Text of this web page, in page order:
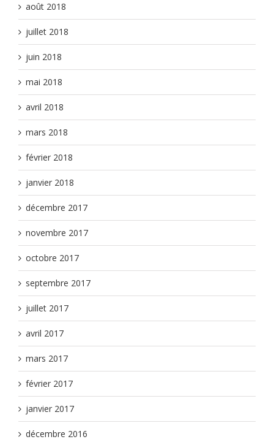
août 2018
juillet 2018
juin 2018
mai 2018
avril 2018
mars 2018
février 2018
janvier 2018
décembre 2017
novembre 2017
octobre 2017
septembre 2017
juillet 2017
avril 2017
mars 2017
février 2017
janvier 2017
décembre 2016